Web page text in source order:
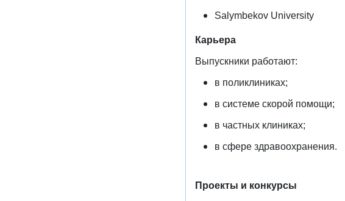
Salymbekov University
Карьера
Выпускники работают:
в поликлиниках;
в системе скорой помощи;
в частных клиниках;
в сфере здравоохранения.
Проекты и конкурсы